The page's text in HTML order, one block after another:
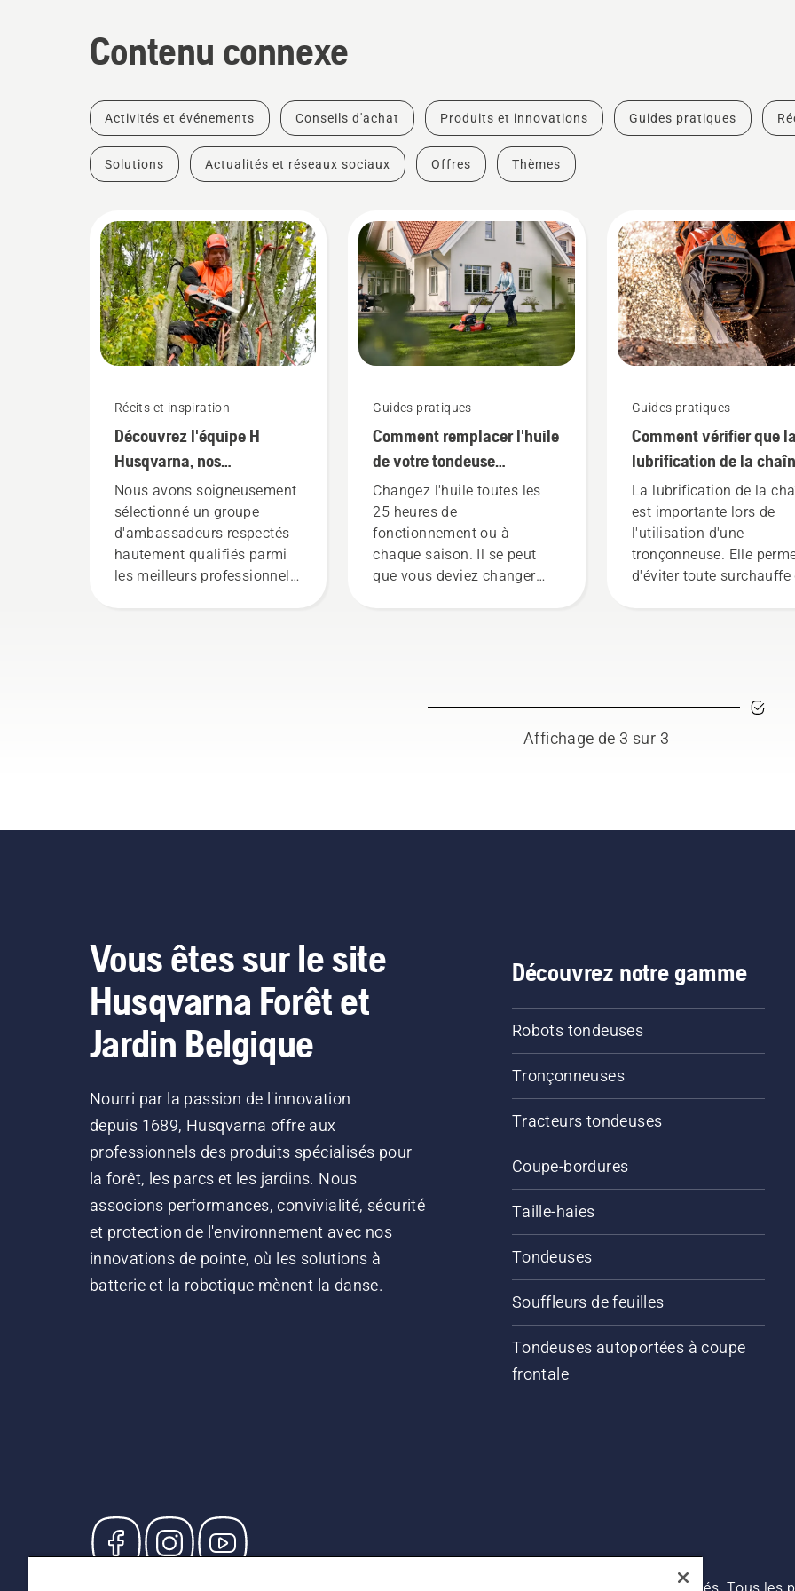
Contenu connexe
Activités et événements Conseils d'achat Produits et innovations Guides pratiques
Solutions Actualités et réseaux sociaux Offres Thèmes
Récits et inspiration
Découvrez l'équipe H
Husqvarna, nos
utilisateurs les plus
exigeants
Nous avons soigneusement
sélectionné un groupe
d'ambassadeurs respectés
hautement qualifiés parmi
les meilleurs professionnels
Guides pratiques
Comment remplacer l'huile
de votre tondeuse
Husqvarna
Changez l'huile toutes les
25 heures de
fonctionnement ou à
chaque saison. Il se peut
que vous deviez changer
Guides pratiques
Comment vérifier que la
lubrification de la
fonctionne sur votre
tronçonneuse
La lubrification de la
est importante lors de
l'utilisation d'une
tronçonneuse. Elle
d'éviter toute surchauffe
guide-chaîne et de la
instructions de cette
de tronçonneuse
la tronçonneuse à
Affichage de 3 sur 3
Vous êtes sur le site
Husqvarna Forêt et
Jardin Belgique
Nourri par la passion de l'innovation
depuis 1689, Husqvarna offre aux
professionnels des produits spécialisés pour
la forêt, les parcs et les jardins. Nous
associons performances, convivialité, sécurité
et protection de l'environnement avec nos
innovations de pointe, où les solutions à
batterie et la robotique mènent la danse.
Découvrez notre gamme
Robots tondeuses
Tronçonneuses
Tracteurs tondeuses
Coupe-bordures
Taille-haies
Tondeuses
Souffleurs de feuilles
Tondeuses autoportées à coupe
frontale
© Husqvarna AB (publ). Tous droits réservés. Les prix indiqués sont des prix de vente conseillés. Tous les